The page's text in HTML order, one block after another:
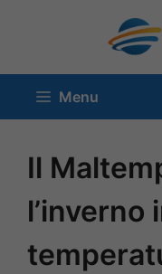
contenuto
Menu
Il
l’inverno